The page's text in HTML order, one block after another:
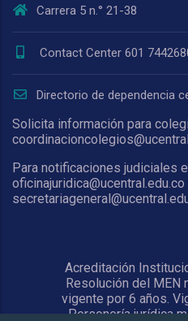
Carrera 5 n.° 21-38
Contact Center 601
Directorio de dependencia
Solicita información para
Para notificaciones judiciales
oficinajuridica@ucentral.edu.co
Acreditación
Resolución del MEN
vigente por 6 años.
Personería jurídica